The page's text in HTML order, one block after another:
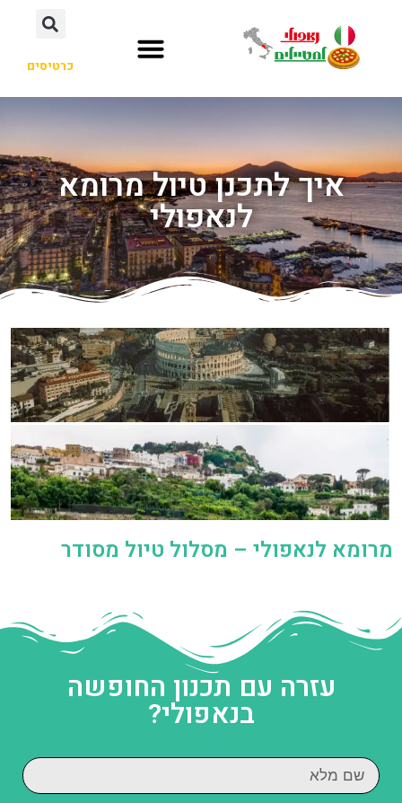
כרטיסים
איך לתכנן טיול מרומא
לנאפולי
מרומא לנאפולי – מסלול טיול מסודר
עזרה עם תכנון החופשה
בנאפולי?